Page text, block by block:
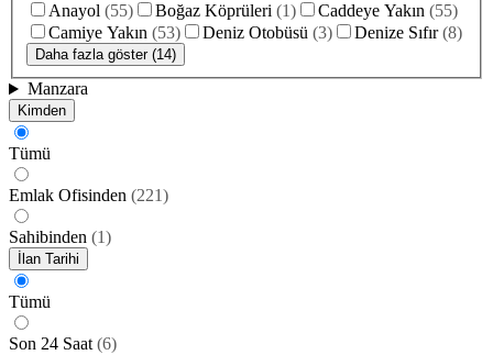
Anayol (55) Boğaz Köprüleri (1) Caddeye Yakın (55)
Camiye Yakın (53) Deniz Otobüsü (3) Denize Sıfır (8)
Daha fazla göster (14)
Manzara
Kimden
Tümü
Emlak Ofisinden (221)
Sahibinden (1)
İlan Tarihi
Tümü
Son 24 Saat (6)